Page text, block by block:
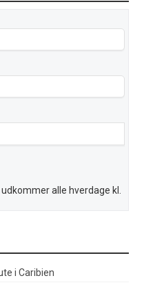
alle hverdage kl.
i Caribien